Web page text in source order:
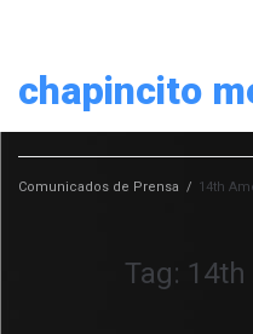
chapincito
Comunicados de Prensa / 14th
Tag: